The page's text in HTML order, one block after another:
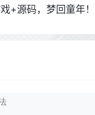
+源码，梦回童年！